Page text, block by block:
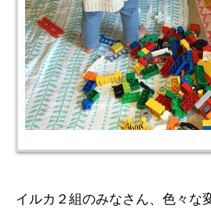
イルカ２組のみなさん、色々な